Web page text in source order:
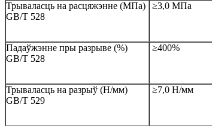
Трываласць на расцяжэнне (МПа)
GB/T 528
≥3,0 МПа
Падаўжэнне пры разрыве (%)
GB/T 528
≥400%
Трываласць на разрыў (Н/мм)
GB/T 529
≥7,0 Н/мм